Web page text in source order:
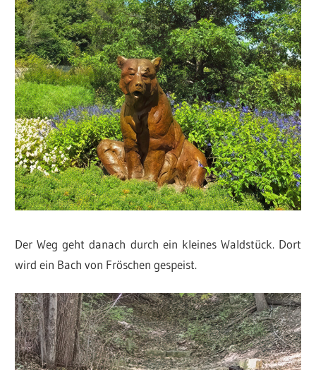
Der Weg geht danach durch ein kleines Waldstück. Dort
wird ein Bach von Fröschen gespeist.